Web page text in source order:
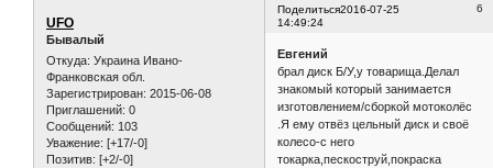
Поделиться 6
2016-07-25
14:49:24
UFO
Бывалый
Откуда: Украина Ивано-
Франковская обл.
Зарегистрирован: 2015-06-08
Приглашений: 0
Сообщений: 103
Уважение: [+17/-0]
Позитив: [+2/-0]
Евгений
брал диск Б/У,у товарища.Делал
знакомый который занимается
изготовлением/сборкой мотоколёс
.Я ему отвёз цельный диск и своё
колесо-с него
токарка,пескоструй,покраска